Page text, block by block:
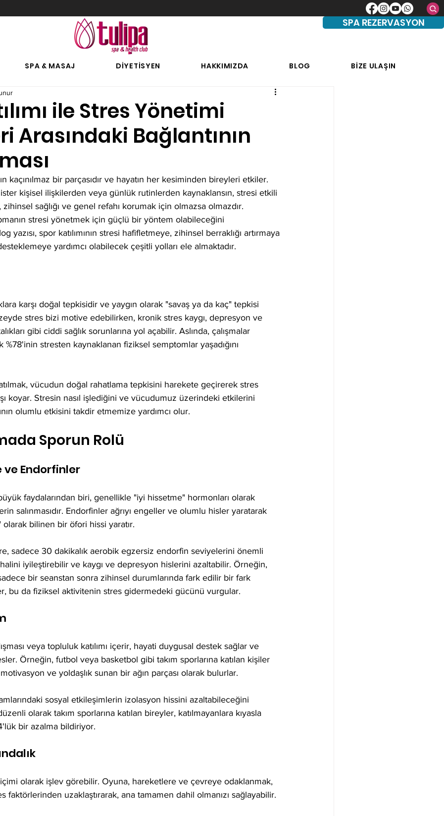
SPA REZERVASYON
SPA & MASAJ DİYETİSYEN HAKKIMIZDA BLOG BİZE ULAŞIN
ile Stres Yönetimi
Arasındaki Bağlantının
kaçınılmaz bir parçasıdır ve hayatın her kesiminden bireyleri etkiler.
ister kişisel ilişkilerden veya günlük rutinlerden kaynaklansın, stresi etkili
sağlığı ve genel refahı korumak için olmazsa olmazdır.
stresi yönetmek için güçlü bir yöntem olabileceğini
yazısı, spor katılımının stresi hafifletmeye, zihinsel berraklığı artırmaya
yardımcı olabilecek çeşitli yolları ele almaktadır.
karşı doğal tepkisidir ve yaygın olarak "savaş ya da kaç" tepkisi
stres bizi motive edebilirken, kronik stres kaygı, depresyon ve
gibi ciddi sağlık sorunlarına yol açabilir. Aslında, çalışmalar
%78'inin stresten kaynaklanan fiziksel semptomlar yaşadığını
vücudun doğal rahatlama tepkisini harekete geçirerek stres
koyar. Stresin nasıl işlediğini ve vücudumuz üzerindeki etkilerini
olumlu etkisini takdir etmemize yardımcı olur.
Sporun Rolü
ve Endorfinler
faydalarından biri, genellikle "iyi hissetme" hormonları olarak
salınmasıdır. Endorfinler ağrıyı engeller ve olumlu hisler yaratarak
bilinen bir öfori hissi yaratır.
sadece 30 dakikalık aerobik egzersiz endorfin seviyelerini önemli
iyileştirebilir ve kaygı ve depresyon hislerini azaltabilir. Örneğin,
bir seanstan sonra zihinsel durumlarında fark edilir bir fark
bu da fiziksel aktivitenin stres gidermedeki gücünü vurgular.
veya topluluk katılımı içerir, hayati duygusal destek sağlar ve
Örneğin, futbol veya basketbol gibi takım sporlarına katılan kişiler
ve yoldaşlık sunan bir ağın parçası olarak bulurlar.
sosyal etkileşimlerin izolasyon hissini azaltabileceğini
olarak takım sporlarına katılan bireyler, katılmayanlara kıyasla
bir azalma bildiriyor.
olarak işlev görebilir. Oyuna, hareketlere ve çevreye odaklanmak,
faktörlerinden uzaklaştırarak, ana tamamen dahil olmanızı sağlayabilir.